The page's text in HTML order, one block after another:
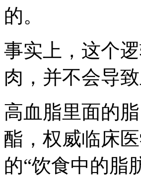
的。
事实上，这个
肉，并不会导
高血脂里面的
酯，权威临床
的“饮食中的脂